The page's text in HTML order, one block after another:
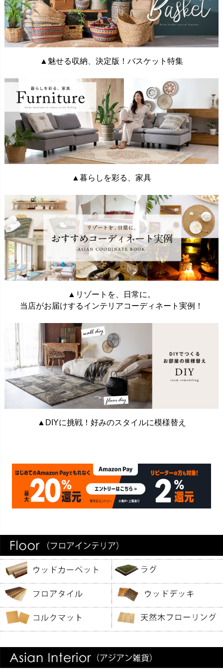
▲魅せる収納、決定版！バスケット特集
▲暮らしを彩る、家具
▲リゾートを、日常に。
当店がお届けするインテリアコーディネート実例！
▲DIYに挑戦！好みのスタイルに模様替え